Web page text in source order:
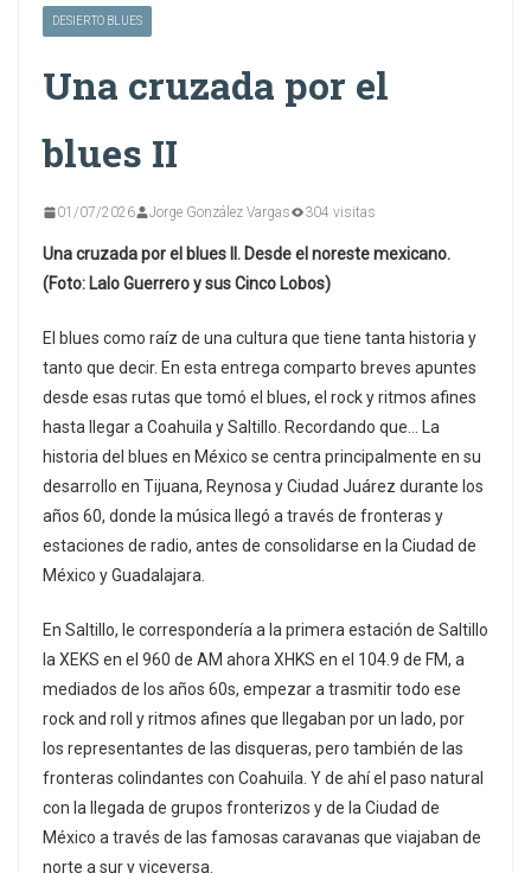
DESIERTO BLUES
Una cruzada por el
blues II
01/07/2026 Jorge González Vargas 304 visitas
Una cruzada por el blues II. Desde el noreste mexicano.
(Foto: Lalo Guerrero y sus Cinco Lobos)
El blues como raíz de una cultura que tiene tanta historia y
tanto que decir. En esta entrega comparto breves apuntes
desde esas rutas que tomó el blues, el rock y ritmos afines
hasta llegar a Coahuila y Saltillo. Recordando que… La
historia del blues en México se centra principalmente en su
desarrollo en Tijuana, Reynosa y Ciudad Juárez durante los
años 60, donde la música llegó a través de fronteras y
estaciones de radio, antes de consolidarse en la Ciudad de
México y Guadalajara.
En Saltillo, le correspondería a la primera estación de Saltillo
la XEKS en el 960 de AM ahora XHKS en el 104.9 de FM, a
mediados de los años 60s, empezar a trasmitir todo ese
rock and roll y ritmos afines que llegaban por un lado, por
los representantes de las disqueras, pero también de las
fronteras colindantes con Coahuila. Y de ahí el paso natural
con la llegada de grupos fronterizos y de la Ciudad de
México a través de las famosas caravanas que viajaban de
norte a sur y viceversa.